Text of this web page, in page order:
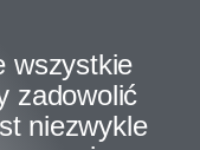
wszystkie
zadowolić
niezwykle